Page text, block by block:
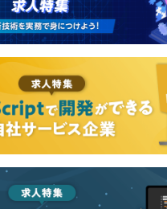
ごとに選択
中の雇用形態、待遇に差異